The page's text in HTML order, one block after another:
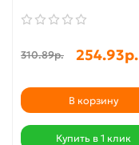
310.89р. 254.93р.
В корзину
Купить в 1 клик